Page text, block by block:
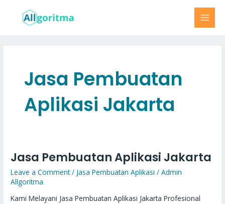
Jasa Pembuatan
Aplikasi Jakarta
Jasa Pembuatan Aplikasi Jakarta
Leave a Comment / Jasa Pembuatan Aplikasi /Admin
Allgoritma
Kami Melayani Jasa Pembuatan Aplikasi Jakarta Profesional
Jasa
Aplikasi
Jakarta